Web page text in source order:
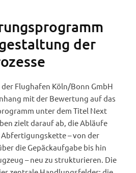
der
Flughafen Köln/Bonn GmbH
mit der Bewertung auf das
unter dem Titel Next
zielt darauf ab, die Abläufe
– von der
die Gepäckaufgabe bis hin
– neu zu strukturieren. Die